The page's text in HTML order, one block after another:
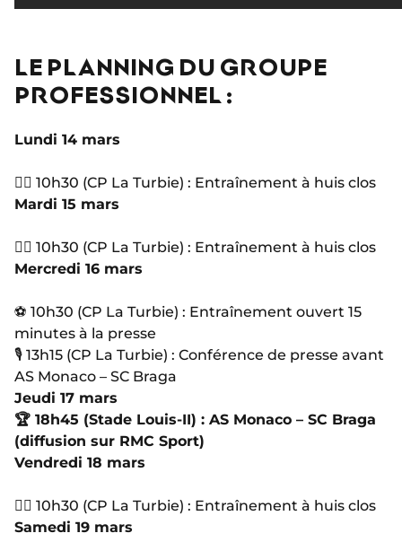
LE PLANNING DU GROUPE
PROFESSIONNEL :
Lundi 14 mars
🏋‍♂ 10h30 (CP La Turbie) : Entraînement à huis clos
Mardi 15 mars
🏋‍♂ 10h30 (CP La Turbie) : Entraînement à huis clos
Mercredi 16 mars
⚽ 10h30 (CP La Turbie) : Entraînement ouvert 15
minutes à la presse
🎙 13h15 (CP La Turbie) : Conférence de presse avant
AS Monaco – SC Braga
Jeudi 17 mars
🏆 18h45 (Stade Louis-II) : AS Monaco – SC Braga
(diffusion sur RMC Sport)
Vendredi 18 mars
🏋‍♂ 10h30 (CP La Turbie) : Entraînement à huis clos
Samedi 19 mars